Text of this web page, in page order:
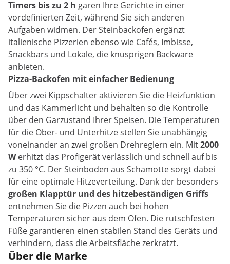
Timers bis zu 2 h garen Ihre Gerichte in einer
vordefinierten Zeit, während Sie sich anderen
Aufgaben widmen. Der Steinbackofen ergänzt
italienische Pizzerien ebenso wie Cafés, Imbisse,
Snackbars und Lokale, die knusprigen Backware
anbieten.
Pizza-Backofen mit einfacher Bedienung
Über zwei Kippschalter aktivieren Sie die Heizfunktion
und das Kammerlicht und behalten so die Kontrolle
über den Garzustand Ihrer Speisen. Die Temperaturen
für die Ober- und Unterhitze stellen Sie unabhängig
voneinander an zwei großen Drehreglern ein. Mit2000
Werhitzt das Profigerät verlässlich und schnell auf bis
zu 350 °C. Der Steinboden aus Schamotte sorgt dabei
für eine optimale Hitzeverteilung. Dank der besonders
großen Klapptür und des hitzebeständigen Griffs
entnehmen Sie die Pizzen auch bei hohen
Temperaturen sicher aus dem Ofen. Die rutschfesten
Füße garantieren einen stabilen Stand des Geräts und
verhindern, dass die Arbeitsfläche zerkratzt.
Über die Marke